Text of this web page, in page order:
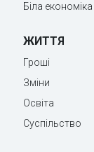
Біла економіка
ЖИТТЯ
Гроші
Зміни
Освіта
Суспільство